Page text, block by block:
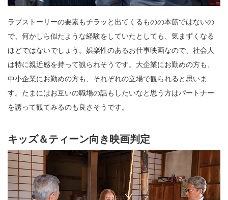
ラブストーリーの要素もチラッと出てくるものの本筋ではないの
で、何かしら似たような経験をしていたとしても、気まずくなる
ほどではないでしょう。娯楽性のあるお仕事映画なので、社会人
は特に親近感を持って観られそうです。大企業にお勤めの方も、
中小企業にお勤めの方も、それぞれの立場で観られると思いま
す。たまにはお互いの職場の話もしたいなと思う方はパートナー
を誘って観てみるのも良さそうです。
キッズ＆ティーン向き映画判定